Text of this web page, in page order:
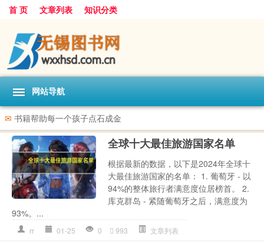
首 页 文章列表 知识分类
网站导航
✉ 书籍帮助每一个孩子点石成金
全球十大最佳旅游国家名单
根据最新的数据，以下是2024年全球十
大最佳旅游国家的名单： 1. 葡萄牙 - 以
94%的整体旅行者满意度位居榜首。 2.
库克群岛 - 紧随葡萄牙之后，满意度为
93%。...
rr 01-25 0 993 文章列表